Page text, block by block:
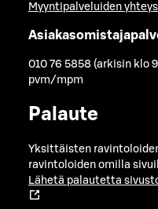
Myyntipalveluiden
010 76 5858 (arkisin klo
pvm/mpm
Palaute
Yksittäisten
ravintoloiden omilla
Lähetä palautetta